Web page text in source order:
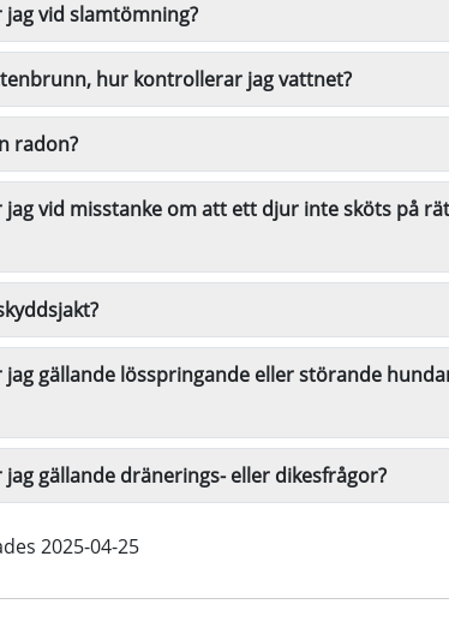
vid slamtömning?
hur kontrollerar jag vattnet?
radon?
jag vid misstanke om att ett djur inte sköts på
jag gällande lösspringande eller störande
gällande dränerings- eller dikesfrågor?
2025-04-25